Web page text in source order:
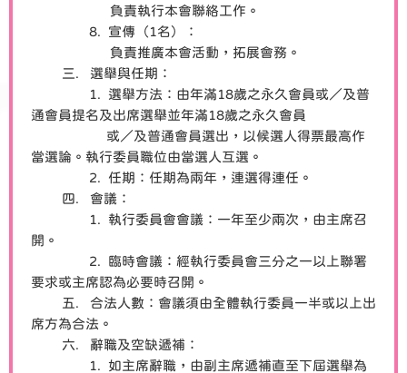
負責執行本會聯絡工作。
8. 宣傳（1名）：
負責推廣本會活動，拓展會務。
三. 選舉與任期：
1. 選舉方法：由年滿18歲之永久會員或／及普
通會員提名及出席選舉並年滿18歲之永久會員
或／及普通會員選出，以候選人得票最高作
當選論。執行委員職位由當選人互選。
2. 任期：任期為兩年，連選得連任。
四. 會議：
1. 執行委員會會議：一年至少兩次，由主席召
開。
2. 臨時會議：經執行委員會三分之一以上聯署
要求或主席認為必要時召開。
五. 合法人數：會議須由全體執行委員一半或以上出
席方為合法。
六. 辭職及空缺遞補：
1. 如主席辭職，由副主席遞補直至下屆選舉為